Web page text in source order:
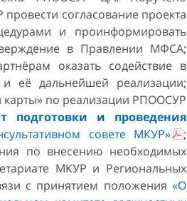
согласование проекта
и проинформировать
в Правлении МФСА;
оказать содействие в
её дальнейшей реализации;
карты» по реализации РПООСУР
подготовки и проведения
совете МКУР»
;
по внесению необходимых
МКУР и Региональных
с принятием положения «О